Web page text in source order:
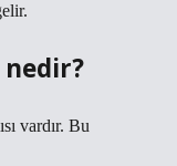
nedir?
vardır. Bu